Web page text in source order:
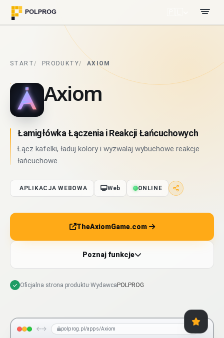
START PRODUKTY AXIOM
Axiom
Łamigłówka Łączenia i Reakcji Łańcuchowych
Łącz kafelki, ładuj kolory i wyzwalaj wybuchowe reakcje
łańcuchowe.
APLIKACJA WEBOWA Web ONLINE
TheAxiomGame.com
Poznaj funkcje
Oficjalna strona produktu·Wydawca POLPROG
polprog.pl/apps/Axiom